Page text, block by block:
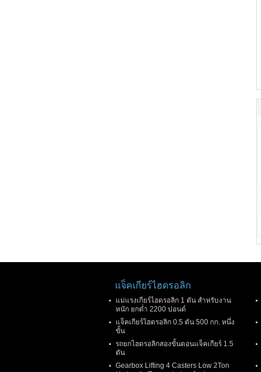
แจ็คเกียร์ไฮดรอลิก
แม่แรงเกียร์ไฮดรอลิก 1 ตัน สำหรับงาน
หนัก ยกต่ำ 2200 ปอนด์
แจ็คเกียร์ไฮดรอลิก 0.5 ตัน 500 กก. หนึ่ง
ขั้น
รถยกไฮดรอลิกสองขั้นตอนแจ็คเกียร์ 1.5
ตัน
Gearbox Lifting 4 Casters Low 2Ton